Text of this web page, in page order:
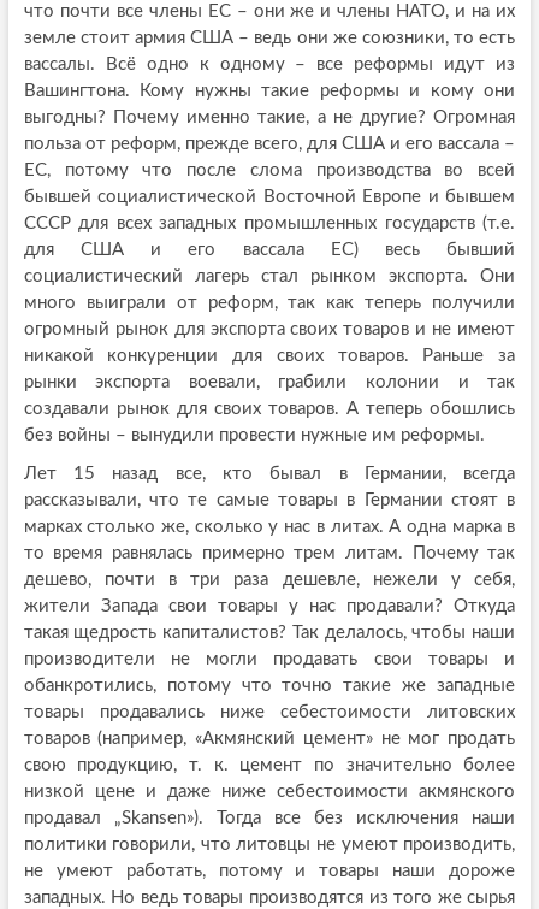
что почти все члены ЕС – они же и члены НАТО, и на их
земле стоит армия США – ведь они же союзники, то есть
вассалы. Всё одно к одному – все реформы идут из
Вашингтона. Кому нужны такие реформы и кому они
выгодны? Почему именно такие, а не другие? Огромная
польза от реформ, прежде всего, для США и его вассала –
ЕС, потому что после слома производства во всей
бывшей социалистической Восточной Европе и бывшем
СССР для всех западных промышленных государств (т.е.
для США и его вассала ЕС) весь бывший
социалистический лагерь стал рынком экспорта. Они
много выиграли от реформ, так как теперь получили
огромный рынок для экспорта своих товаров и не имеют
никакой конкуренции для своих товаров. Раньше за
рынки экспорта воевали, грабили колонии и так
создавали рынок для своих товаров. А теперь обошлись
без войны – вынудили провести нужные им реформы.
Лет 15 назад все, кто бывал в Германии, всегда
рассказывали, что те самые товары в Германии стоят в
марках столько же, сколько у нас в литах. А одна марка в
то время равнялась примерно трем литам. Почему так
дешево, почти в три раза дешевле, нежели у себя,
жители Запада свои товары у нас продавали? Откуда
такая щедрость капиталистов? Так делалось, чтобы наши
производители не могли продавать свои товары и
обанкротились, потому что точно такие же западные
товары продавались ниже себестоимости литовских
товаров (например, «Акмянский цемент» не мог продать
свою продукцию, т. к. цемент по значительно более
низкой цене и даже ниже себестоимости акмянского
продавал „Skansen»). Тогда все без исключения наши
политики говорили, что литовцы не умеют производить,
не умеют работать, потому и товары наши дороже
западных. Но ведь товары производятся из того же сырья